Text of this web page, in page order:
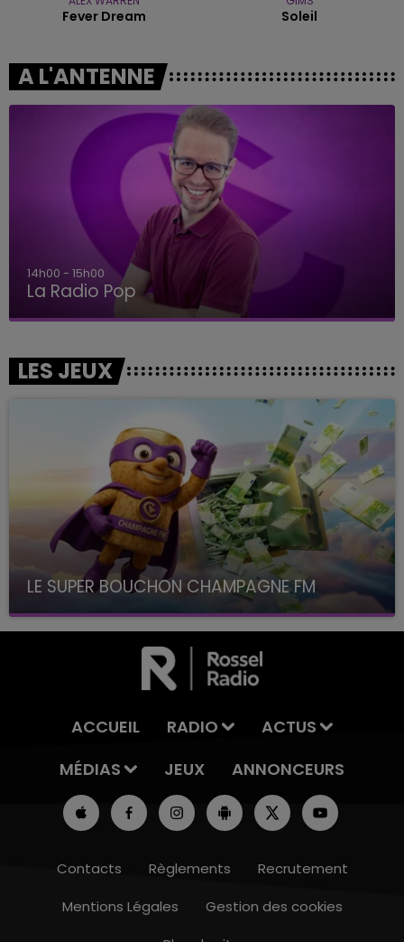
Fever Dream Soleil
A L'ANTENNE
15h00 - 19h00
Le Club Champagne FM
LES JEUX
LE SUPER BOUCHON CHAMPAGNE FM
avec La Famille Champagne FM, à 8H10
ACCUEIL RADIO
ACTUS
MÉDIAS
JEUX ANNONCEURS
Contacts Règlements
Recrutement
Mentions Légales
Gestion des cookies